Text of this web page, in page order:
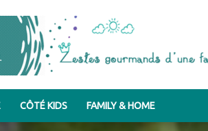
CÔTÉ KIDS FAMILY & HOME